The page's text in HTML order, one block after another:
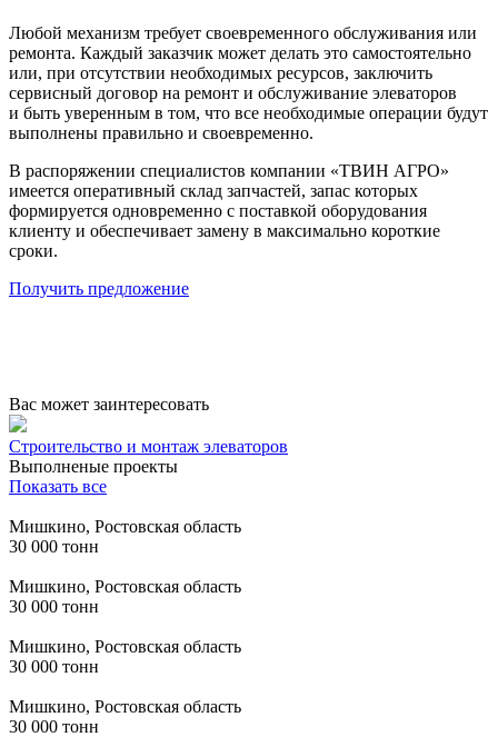
Любой механизм требует своевременного обслуживания или
ремонта. Каждый заказчик может делать это самостоятельно
или, при отсутствии необходимых ресурсов, заключить
сервисный договор на ремонт и обслуживание элеваторов
и быть уверенным в том, что все необходимые операции будут
выполнены правильно и своевременно.
В распоряжении специалистов компании «ТВИН АГРО»
имеется оперативный склад запчастей, запас которых
формируется одновременно с поставкой оборудования
клиенту и обеспечивает замену в максимально короткие
сроки.
Получить предложение
Вас может заинтересовать
Строительство и монтаж элеваторов
Выполненые проекты
Показать все
Мишкино, Ростовская область
30 000 тонн
Мишкино, Ростовская область
30 000 тонн
Мишкино, Ростовская область
30 000 тонн
Мишкино, Ростовская область
30 000 тонн